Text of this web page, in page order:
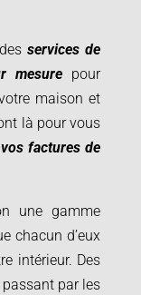
desservices de
mesure pour
maison et
là pour vous
factures de
une gamme
chacun d’eux
intérieur. Des
par les